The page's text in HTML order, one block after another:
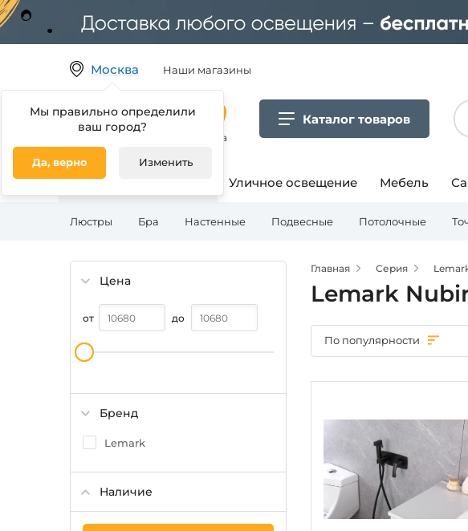
Москва
Мы правильно определили
ваш город?
Да, верно Изменить
Наши магазины
Гипермаркет товаров для дома
Каталог товаров
Освещение для дома Уличное освещение Мебель
Люстры Бра Настенные Подвесные Потолочные
Цена
от до
Бренд
Lemark
Наличие
Главная Серия
Lemark
По популярности